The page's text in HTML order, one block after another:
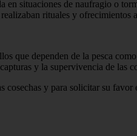
situaciones de naufragio o
rituales y ofrecimientos
que dependen de la pesca
y la supervivencia de las
y para solicitar su